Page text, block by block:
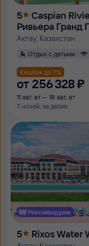
5
Caspian
Ривьера Гранд
Актау, Казахстан
Отдых с детьми
Кешбэк до 7%
от 256 ⁠328 ⁠₽
11 авг, вт — 18 авг, вт
7 ночей, за двоих
Рекомендуем
5 Rixos Water